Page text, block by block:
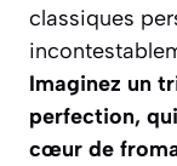
classiques
Imaginez un
perfection,
cœur de